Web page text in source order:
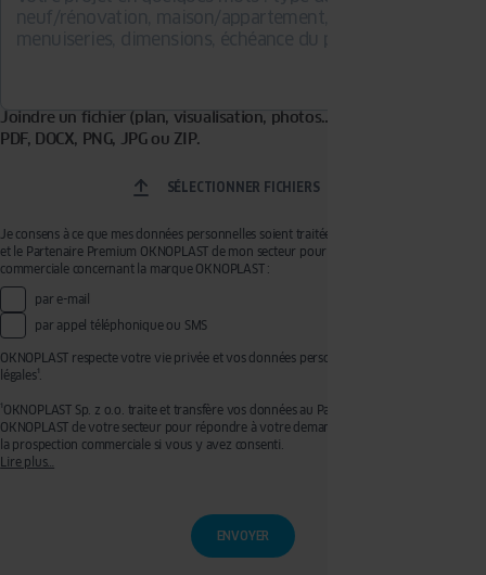
Joindre un fichier (plan, visualisation, photos…). Formats acceptés :
PDF, DOCX, PNG, JPG ou ZIP.
SÉLECTIONNER FICHIERS
Je consens à ce que mes données personnelles soient traitées par OKNOPLAST Sp. z o.o.
et le Partenaire Premium OKNOPLAST de mon secteur pour recevoir de la prospection
commerciale concernant la marque OKNOPLAST :
par e-mail
par appel téléphonique ou SMS
OKNOPLAST respecte votre vie privée et vos données personnelles, voir mentions
légales¹.
¹OKNOPLAST Sp. z o.o. traite et transfère vos données au Partenaire Premium
OKNOPLAST de votre secteur pour répondre à votre demande de devis et effectuer de
la prospection commerciale si vous y avez consenti.
l’établissement de votre devis. Vous disposez d’un droit d’accès, de rectification, de
retrait de votre consentement ainsi que d’un droit à l’effacement, à la limitation du
traitement et à la portabilité que vous pouvez exercer en écrivant à l’adresse :
Lire plus…